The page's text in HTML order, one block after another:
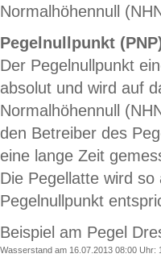
Normalhöhennull
Pegelnullpunkt
Der Pegelnullpunkt
absolut und wird auf
Normalhöhennull
den Betreiber des
eine lange Zeit
Die Pegellatte wird
Pegelnullpunkt
Beispiel am Pegel
Wasserstand am 16.07.2013 08:00 Uhr: